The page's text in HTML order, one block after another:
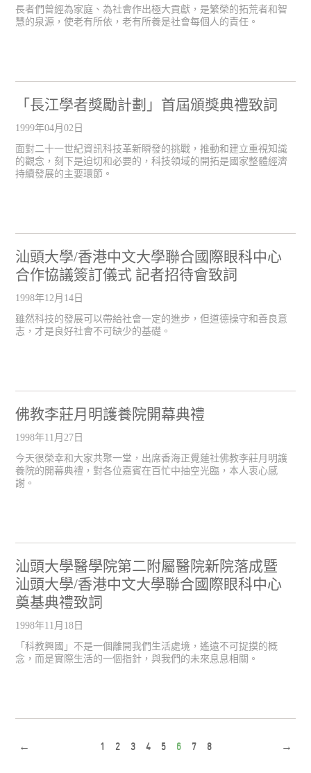
長者們曾經為家庭、為社會作出極大貢獻，是繁榮的拓荒者和智
慧的泉源，使老有所依，老有所養是社會每個人的責任。
「長江學者獎勵計劃」首屆頒獎典禮致詞
1999年04月02日
面對二十一世紀資訊科技革新瞬發的挑戰，推動和建立重視知識
的觀念，刻下是迫切和必要的，科技領域的開拓是國家整體經濟
持續發展的主要環節。
汕頭大學/香港中文大學聯合國際眼科中心
合作協議簽訂儀式 記者招待會致詞
1998年12月14日
雖然科技的發展可以帶給社會一定的進步，但道德操守和善良意
志，才是良好社會不可缺少的基礎。
佛教李莊月明護養院開幕典禮
1998年11月27日
今天很榮幸和大家共聚一堂，出席香海正覺蓮社佛教李莊月明護
養院的開幕典禮，對各位嘉賓在百忙中抽空光臨，本人衷心感
謝。
汕頭大學醫學院第二附屬醫院新院落成暨
汕頭大學/香港中文大學聯合國際眼科中心
奠基典禮致詞
1998年11月18日
「科教興國」不是一個離開我們生活處境，遙遠不可捉摸的概
念，而是實際生活的一個指針，與我們的未來息息相關。
← 1 2 3 4 5 6 7 8 →